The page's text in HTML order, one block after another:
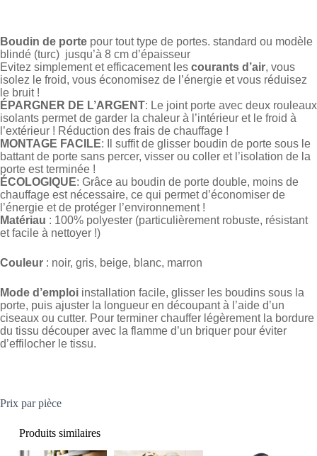
Boudin de porte pour tout type de portes. standard ou modèle
blindé (turc) jusqu’à 8 cm d’épaisseur
Evitez simplement et efficacement les courants d’air, vous
isolez le froid, vous économisez de l’énergie et vous réduisez
le bruit !
ÉPARGNER DE L’ARGENT: Le joint porte avec deux rouleaux
isolants permet de garder la chaleur à l’intérieur et le froid à
l’extérieur ! Réduction des frais de chauffage !
MONTAGE FACILE: Il suffit de glisser boudin de porte sous le
battant de porte sans percer, visser ou coller et l’isolation de la
porte est terminée !
ÉCOLOGIQUE: Grâce au boudin de porte double, moins de
chauffage est nécessaire, ce qui permet d’économiser de
l’énergie et de protéger l’environnement !
Matériau : 100% polyester (particulièrement robuste, résistant
et facile à nettoyer !)
Couleur : noir, gris, beige, blanc, marron
Mode d’emploi installation facile, glisser les boudins sous la
porte, puis ajuster la longueur en découpant à l’aide d’un
ciseaux ou cutter. Pour terminer chauffer légèrement la bordure
du tissu découper avec la flamme d’un briquer pour éviter
d’effilocher le tissu.
Prix par pièce
Produits similaires